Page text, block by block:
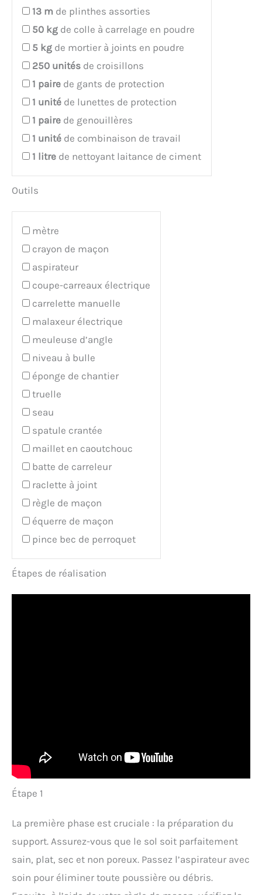
13 m de plinthes assorties
50 kg de colle à carrelage en poudre
5 kg de mortier à joints en poudre
250 unités de croisillons
1 paire de gants de protection
1 unité de lunettes de protection
1 paire de genouillères
1 unité de combinaison de travail
1 litre de nettoyant laitance de ciment
Outils
mètre
crayon de maçon
aspirateur
coupe-carreaux électrique
carrelette manuelle
malaxeur électrique
meuleuse d’angle
niveau à bulle
éponge de chantier
truelle
seau
spatule crantée
maillet en caoutchouc
batte de carreleur
raclette à joint
règle de maçon
équerre de maçon
pince bec de perroquet
Étapes de réalisation
Étape 1
La première phase est cruciale : la préparation du
support. Assurez-vous que le sol soit parfaitement
sain, plat, sec et non poreux. Passez l’aspirateur avec
soin pour éliminer toute poussière ou débris.